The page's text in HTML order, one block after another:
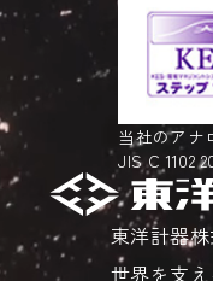
当社のアナ
JIS C 1102
東洋計器
世界を支